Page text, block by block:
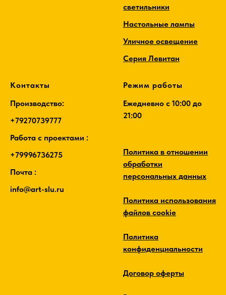
светильники
Настольные лампы
Уличное освещение
Серия Левитан
Контакты
Производство:
+79270739777
Работа с проектами :
+79996736275
Почта :
info@art-slu.ru
Режим работы
Ежедневно c 10:00 до
21:00
Политика в отношении
обработки
персональных данных
Политика использования
файлов cookie
Политика
конфиденциальности
Договор оферты